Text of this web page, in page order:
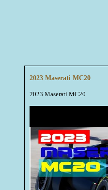
2023 Maserati MC20
2023 Maserati MC20